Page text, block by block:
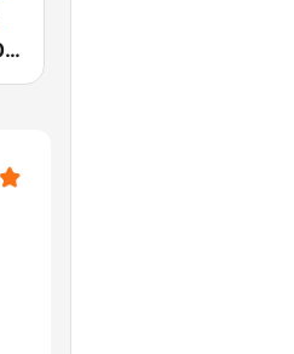
Continental 590 AM